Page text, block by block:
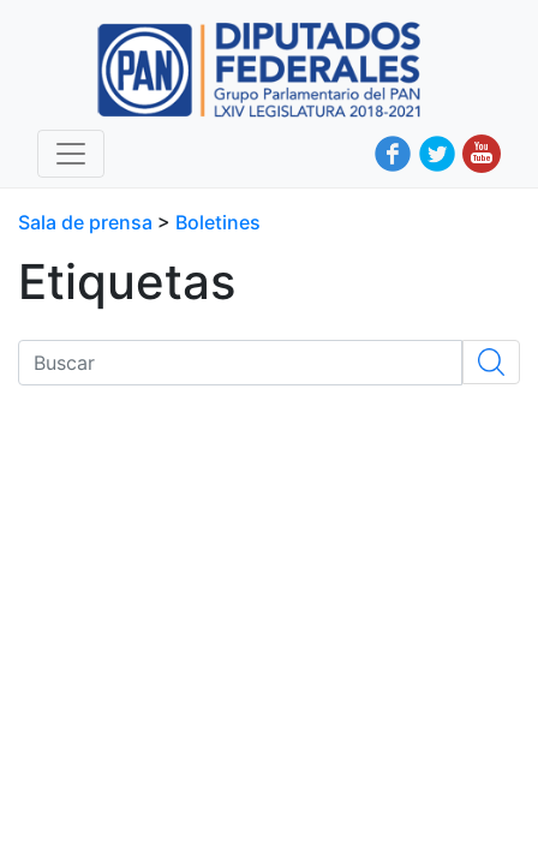
Sala de prensa > Boletines
Etiquetas